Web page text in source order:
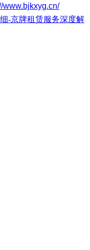
www.bjkxyg.cn/
-京牌租赁服务深度解